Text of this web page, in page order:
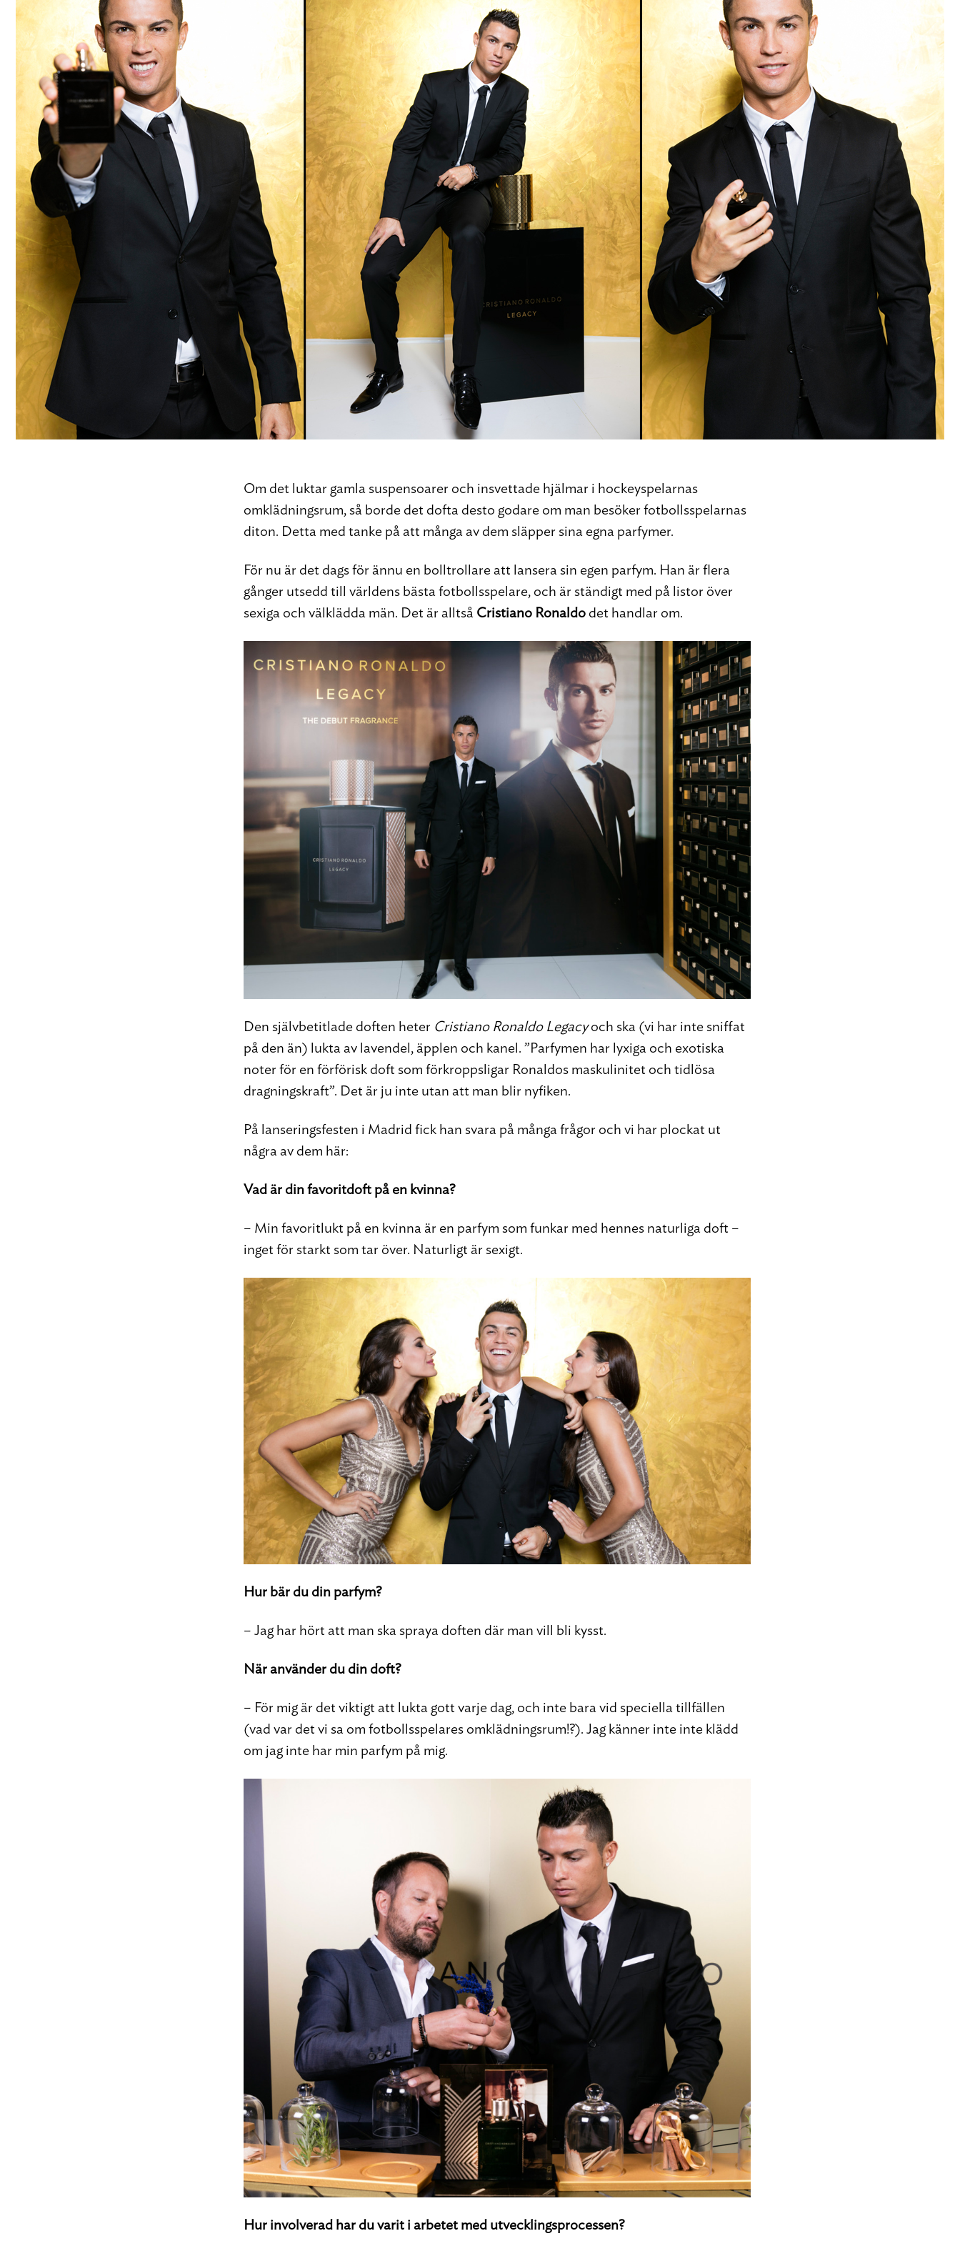
Om det luktar gamla suspensoarer och insvettade hjälmar i hockeyspelarnas
omklädningsrum, så borde det dofta desto godare om man besöker fotbollsspelarnas
diton. Detta med tanke på att många av dem släpper sina egna parfymer.
För nu är det dags för ännu en bolltrollare att lansera sin egen parfym. Han är flera
gånger utsedd till världens bästa fotbollsspelare, och är ständigt med på listor över
sexiga och välklädda män. Det är alltså Cristiano Ronaldo det handlar om.
Den självbetitlade doften heter Cristiano Ronaldo Legacyoch ska (vi har inte sniffat
på den än) lukta av lavendel, äpplen och kanel. ”Parfymen har lyxiga och exotiska
noter för en förförisk doft som förkroppsligar Ronaldos maskulinitet och tidlösa
dragningskraft”. Det är ju inte utan att man blir nyfiken.
På lanseringsfesten i Madrid fick han svara på många frågor och vi har plockat ut
några av dem här:
Vad är din favoritdoft på en kvinna?
– Min favoritlukt på en kvinna är en parfym som funkar med hennes naturliga doft –
inget för starkt som tar över. Naturligt är sexigt.
Hur bär du din parfym?
– Jag har hört att man ska spraya doften där man vill bli kysst.
När använder du din doft?
– För mig är det viktigt att lukta gott varje dag, och inte bara vid speciella tillfällen
(vad var det vi sa om fotbollsspelares omklädningsrum!?). Jag känner inte inte klädd
om jag inte har min parfym på mig.
Hur involverad har du varit i arbetet med utvecklingsprocessen?